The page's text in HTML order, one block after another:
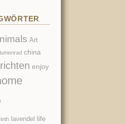
Art
china
enjoy
lavendel life